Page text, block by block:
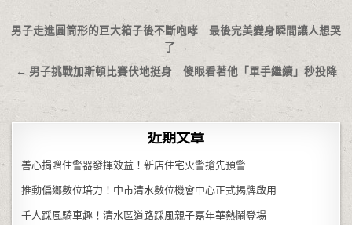
文章導覽
男子走進圓筒形的巨大箱子後不斷咆哮 最後完美變身瞬間讓人想哭
了 →
← 男子挑戰加斯頓比賽伏地挺身 傻眼看著他「單手繼續」秒投降
近期文章
善心捐贈住警器發揮效益！新店住宅火警搶先預警
推動偏鄉數位培力！中市清水數位機會中心正式揭牌啟用
千人踩風騎車趣！清水區道路踩風親子嘉年華熱鬧登場